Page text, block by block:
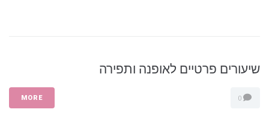
שיעורים פרטיים לאופנה ותפירה
MORE